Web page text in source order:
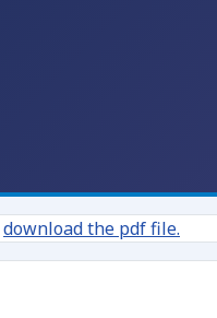
download the pdf file.